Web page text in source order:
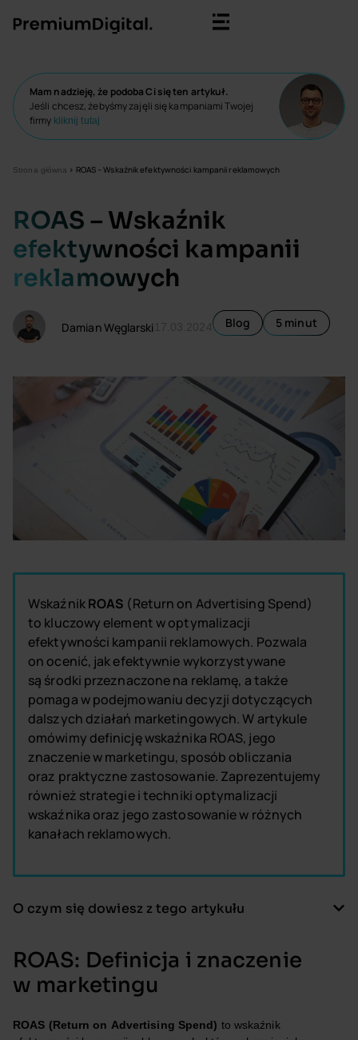
Strona główna > ROAS – Wskaźnik efektywności kampanii reklamowych
Mam nadzieję, że podoba Ci się ten artykuł.
Jeśli chcesz, żebyśmy zajęli się kampaniami Twojej
firmy kliknij tutaj
ROAS – Wskaźnik
efektywności kampanii
reklamowych
Damian Węglarski Blog 5 minut
WskaźnikROAS (Return on Advertising Spend)
to kluczowy element w optymalizacji
efektywności kampanii reklamowych. Pozwala
on ocenić, jak efektywnie wykorzystywane
są środki przeznaczone na reklamę, a także
pomaga w podejmowaniu decyzji dotyczących
dalszych działań marketingowych. W artykule
omówimy definicję wskaźnika ROAS, jego
znaczenie w marketingu, sposób obliczania
oraz praktyczne zastosowanie. Zaprezentujemy
również strategie i techniki optymalizacji
wskaźnika oraz jego zastosowanie w różnych
kanałach reklamowych.
O czym się dowiesz z tego artykułu
ROAS: Definicja i znaczenie
w marketingu
ROAS (Return on Advertising Spend) to wskaźnik